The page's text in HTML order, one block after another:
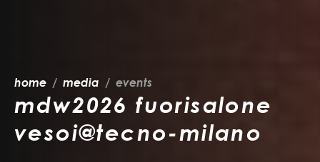
home media events
mdw2026 fuorisalone
vesoi@tecno-milano